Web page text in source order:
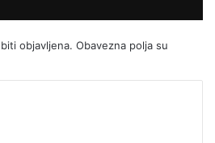
bez dozvole
progresivna scena
u Bruxellesu
objavljena. Obavezna polja su